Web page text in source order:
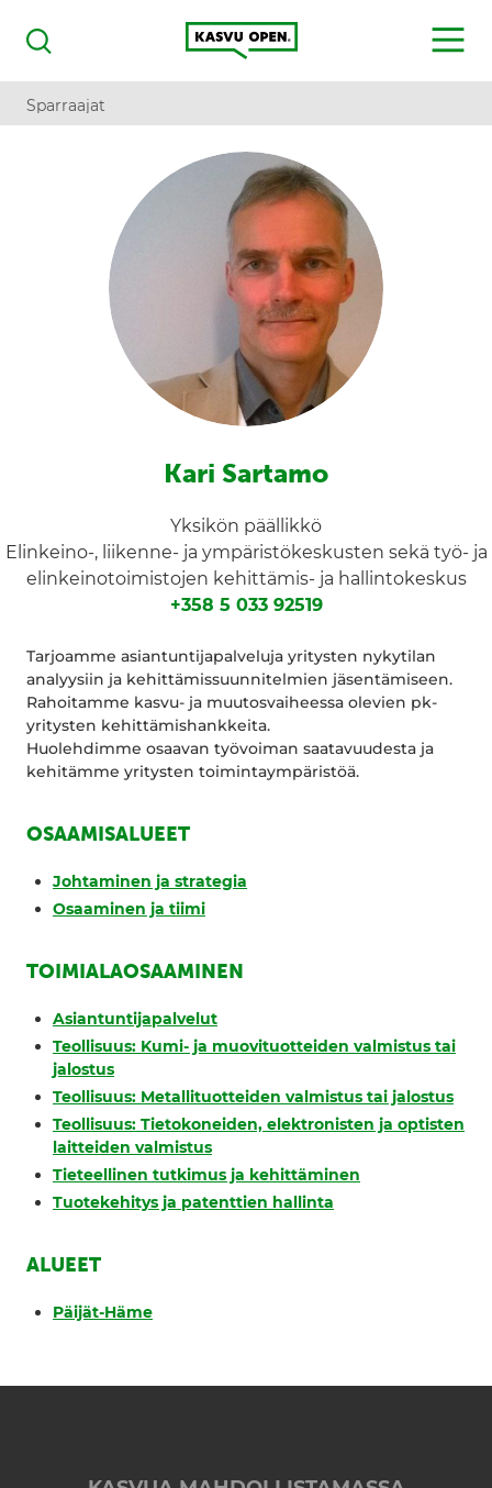
Haku
Kasvu Open
MENU
Sparraajat
Kari Sartamo
Yksikön päällikkö
Elinkeino-, liikenne- ja ympäristökeskusten sekä työ- ja
elinkeinotoimistojen kehittämis- ja hallintokeskus
+358 5 033 92519
Tarjoamme asiantuntijapalveluja yritysten nykytilan
analyysiin ja kehittämissuunnitelmien jäsentämiseen.
Rahoitamme kasvu- ja muutosvaiheessa olevien pk-
yritysten kehittämishankkeita.
Huolehdimme osaavan työvoiman saatavuudesta ja
kehitämme yritysten toimintaympäristöä.
OSAAMISALUEET
Johtaminen ja strategia
Osaaminen ja tiimi
TOIMIALAOSAAMINEN
Asiantuntijapalvelut
Teollisuus: Kumi- ja muovituotteiden valmistus tai
jalostus
Teollisuus: Metallituotteiden valmistus tai jalostus
Teollisuus: Tietokoneiden, elektronisten ja optisten
laitteiden valmistus
Tieteellinen tutkimus ja kehittäminen
Tuotekehitys ja patenttien hallinta
ALUEET
Päijät-Häme